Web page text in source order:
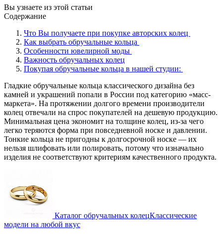
Вы узнаете из этой статьи
Содержание
Что Вы получаете при покупке авторских колец
Как выбрать обручальные кольца
Особенности ювелирной моды
Важность обручальных колец
Покупая обручальные кольца в нашей студии:
Гладкие обручальные кольца классического дизайна без
камней и украшений попали в России под категорию «масс-
маркета». На протяжении долгого времени производители
колец отвечали на спрос покупателей на дешевую продукцию.
Минимальная цена экономит на толщине колец, из-за чего
легко теряются форма при повседневной носке и давлении.
Тонкие кольца не пригодны к долгосрочной носке — их
нельзя шлифовать или полировать, потому что изначально
изделия не соответствуют критериям качественного продукта.
Каталог обручальных колецКлассические
модели на любой вкус